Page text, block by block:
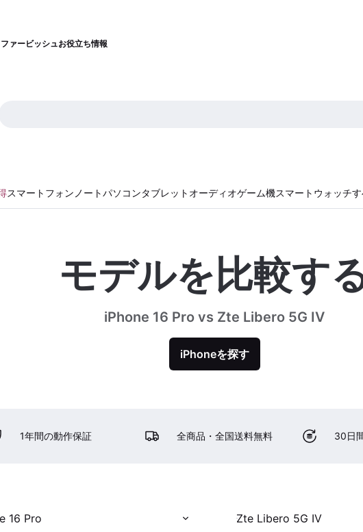
ァービッシュお役立ち情報
スマートフォン ノートパソコンタブレット オーディオゲーム機スマートウォッチ
モデルを比較す
iPhone 16 Pro vs Zte Libero 5G IV
iPhoneを探す
1年間の動作保証 全商品・全国送料無料 30日
16 Pro Zte Libero 5G IV